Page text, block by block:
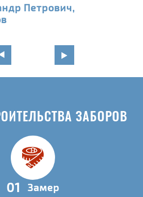
Петрович,
ЗАБОРОВ
01 Замер